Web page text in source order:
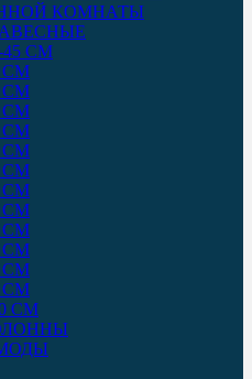
КОМНАТЫ
СМ
СМ
СМ
СМ
СМ
СМ
СМ
СМ
СМ
СМ
СМ
СМ
СМ
СМ